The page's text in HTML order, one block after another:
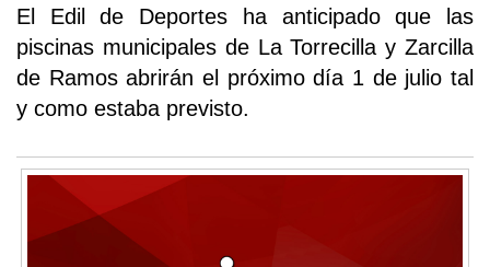
El Edil de Deportes ha anticipado que las
piscinas municipales de La Torrecilla y Zarcilla
de Ramos abrirán el próximo día 1 de julio tal
y como estaba previsto.